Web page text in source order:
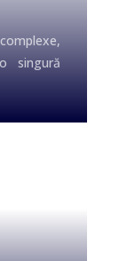
singură